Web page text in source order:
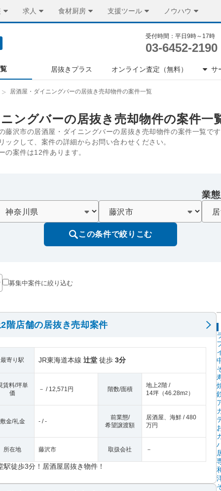
求人 食材厨房 支援ツール ノウハウ
受付時間：平日9時～17時
03-6452-2190
居抜きプラス オンライン査定（無料） サ
居酒屋・ダイニングバーの居抜き売却物件の案件一覧
ングバーの居抜き売却物件の案件一
藤沢市の居酒屋・ダイニングバーの居抜き売却物件の案件一覧で
クして、案件の詳細からお問い合わせください。
の案件は12件あります。
業
この条件で絞りこむ
募集中案件に絞り込む
階店舗の居抜き売却案件
最寄り駅 JR東海道本線 辻堂 徒歩 3分
賃料/坪単
価
－ / 12,571円 階数/面積
地上2階 /
14坪 （46.28m2 ）
敷金/礼金 - / -
前業態/
希望譲渡額
居酒屋、海鮮 / 480
万円
所在地 藤沢市 取扱会社 －
駅徒歩3分！居酒屋居抜き物件！